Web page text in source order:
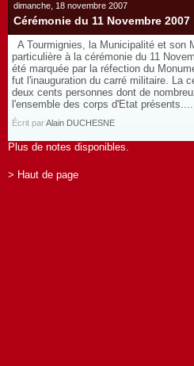
dimanche, 18 novembre 2007
Cérémonie du 11 Novembre 2007
A Tourmignies, la Municipalité et son
particulière à la cérémonie du 11
été marquée par la réfection du
fut l'inauguration du carré militaire. La
deux cents personnes dont de
l'ensemble des corps d'Etat présents....
Écrit parAlain DUCHESNE
Plus de notes disponibles.
> Haut de page